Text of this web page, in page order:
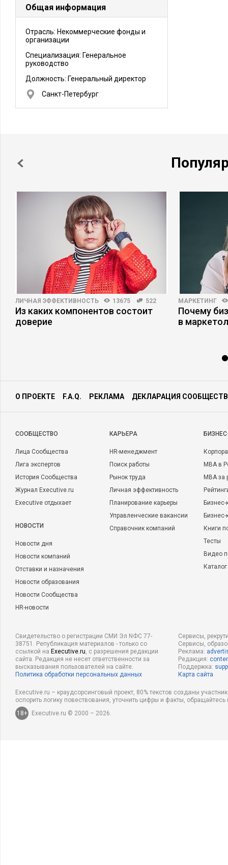
Общая информация
Отрасль: Некоммерческие фонды и
организации
Специализация: Генеральное
руководство
Должность: Генеральный директор
Санкт-Петербург
ЛИЧНАЯ ЭФФЕКТИВНОСТЬ 13675 522
Из каких компонентов состоит
доверие
МАРКЕТИНГ
Почему
в
О ПРОЕКТЕ F.A.Q. РЕКЛАМА ДЕКЛАРАЦИЯ
CООБЩЕСТВО
Лица Сообщества
Лига экспертов
История Сообщества
Журнал Executive.ru
Executive отдыхает
НОВОСТИ
Новости дня
Новости компаний
Отставки и назначения
Новости образования
Новости Сообщества
HR-новости
КАРЬЕРА
HR-менеджмент
Поиск работы
Рынок труда
Личная эффективность
Планирование карьеры
Управленческие вакансии
Справочник компаний
MBA в
MBA
Бизнес-
Книги
Тесты
Видео
Свидетельство о регистрации СМИ Эл NФС 77-
38751. Републикация материалов - только со
ссылкой на Executive.ru, с разрешения редакции
сайта. Редакция не несет ответственности за
высказывания пользователей на сайте.
Политика обработки персональных данных
Сервисы,
Сервисы,
Реклама:
Редакция:
Поддержка:
Карта сайта
Executive.ru – краудсорсинговый проект, 80% текстов созданы
оспорить логику повествования, уточнить цифры и факты,
18+
Executive.ru © 2000 – 2026.